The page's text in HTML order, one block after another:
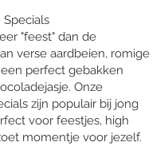
Specials
"feest" dan de
verse aardbeien, romige
perfect gebakken
Onze
zijn populair bij jong
voor feestjes, high
momentje voor jezelf.